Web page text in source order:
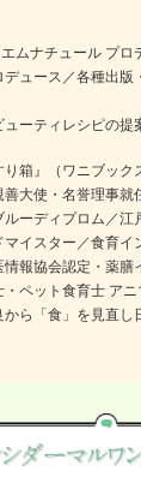
ムナチュール プロ
デュース／各種出版
ーティレシピの提
り箱』（ワニブック
善大使・名誉理事就
ルーディプロム／江
マイスター／食育イ
情報協会認定・薬
ペット食育士 ア
ら「食」を見直し